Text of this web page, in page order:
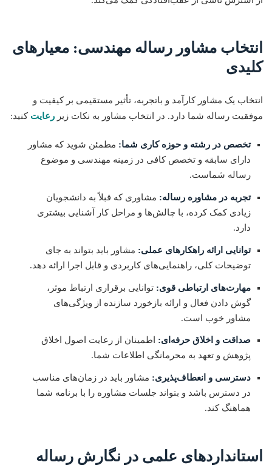
انتخاب مشاور رساله مهندسی: معیارهای
کلیدی
انتخاب یک مشاور کارآمد و باتجربه، تأثیر مستقیمی بر کیفیت و
موفقیت رساله شما دارد. در انتخاب مشاور به نکات زیر رعایت کنید:
تخصص در رشته و حوزه کاری شما: مطمئن شوید که مشاور
دارای سابقه و تخصص کافی در زمینه مهندسی و موضوع
رساله شماست.
تجربه در مشاوره رساله: مشاوری که قبلاً به دانشجویان
زیادی کمک کرده، با چالش‌ها و مراحل کار آشنایی بیشتری
دارد.
توانایی ارائه راهکارهای عملی: مشاور باید بتواند به جای
توضیحات کلی، راهنمایی‌های کاربردی و قابل اجرا ارائه دهد.
مهارت‌های ارتباطی قوی: توانایی برقراری ارتباط موثر،
گوش دادن فعال و ارائه بازخورد سازنده از ویژگی‌های
مشاور خوب است.
صداقت و اخلاق حرفه‌ای: اطمینان از رعایت اصول اخلاق
پژوهش و تعهد به محرمانگی اطلاعات شما.
دسترسی و انعطاف‌پذیری: مشاور باید در زمان‌های مناسب
در دسترس باشد و بتواند جلسات مشاوره را با برنامه شما
هماهنگ کند.
استانداردهای علمی در نگارش رساله